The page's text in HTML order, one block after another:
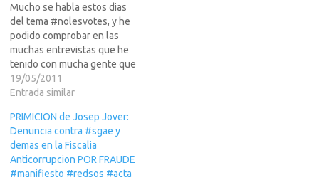
Mucho se habla estos dias
del tema #nolesvotes, y he
podido comprobar en las
muchas entrevistas que he
tenido con mucha gente que
todo el mundo anda liado
con que no les votes busca
asi, se pide que NO VOTES
PP, PSOE…
19/05/2011
Entrada similar
PRIMICION de Josep Jover:
Denuncia contra #sgae y
demas en la Fiscalia
Anticorrupcion POR FRAUDE
#manifiesto #redsos #acta